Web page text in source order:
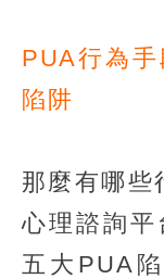
PUA行為
陷阱
那麼有哪些
心理諮詢平
五大PUA